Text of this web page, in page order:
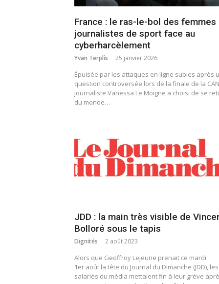
France : le ras-le-bol des femmes
journalistes de sport face au
cyberharcèlement
Yvan Terplis 25 janvier 2026
Épuisée par les attaques en ligne subies après
question controversée lors de la finale de la
journaliste Vanessa Le Moigne a choisi de se
du monde…
JDD : la main très visible de
Bolloré sous le tapis
Dignités 2 août 2023
Alors que Geoffroy Lejeune prenait ce mardi
1er août la tête du Journal du Dimanche (JDD), les
salariés du média mettaient fin à leur grève